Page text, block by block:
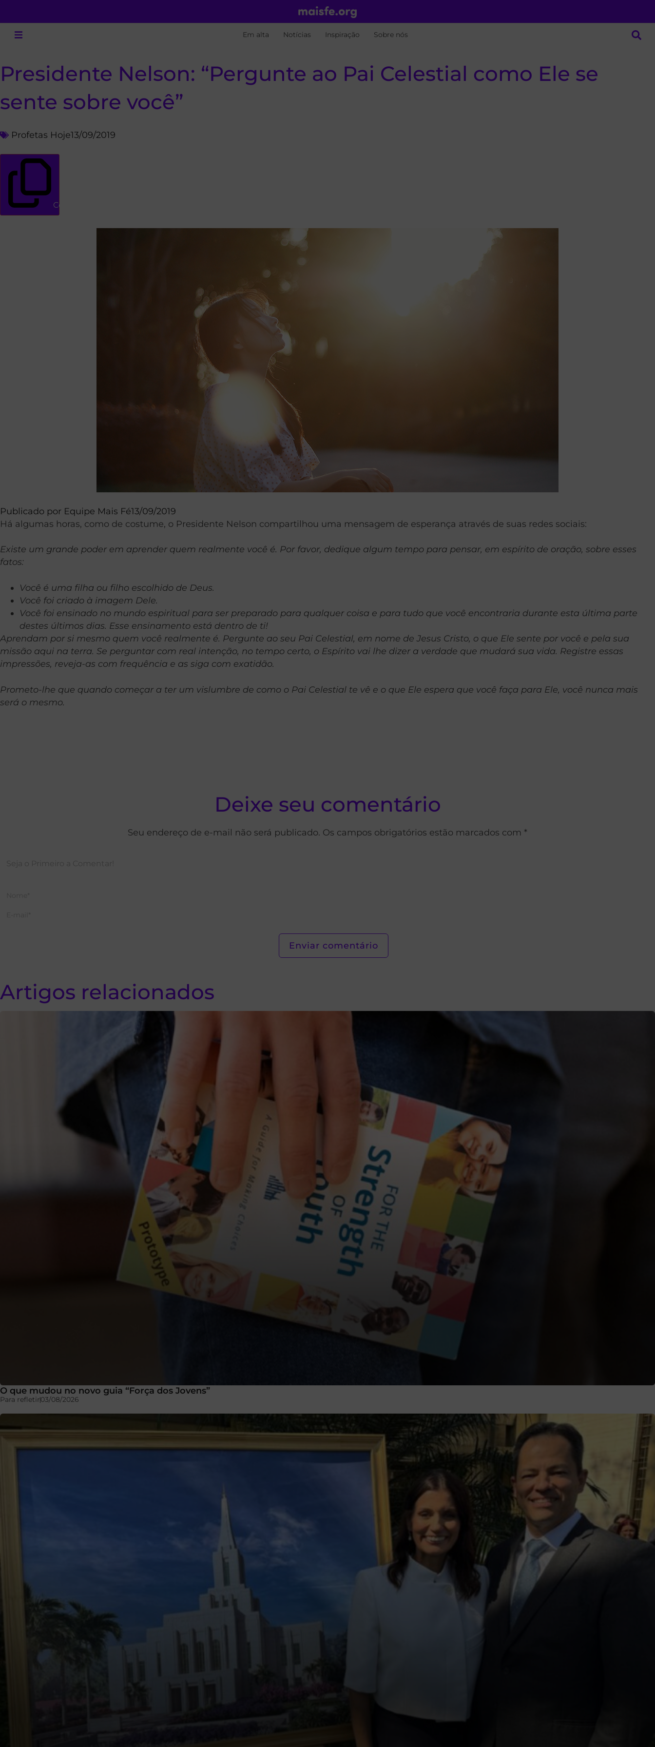
Em alta Notícias Inspiração Sobre nós
Presidente Nelson: “Pergunte ao Pai Celestial como Ele se
sente sobre você”
Profetas Hoje13/09/2019
Copiar link
Publicado por Equipe Mais Fé13/09/2019
Há algumas horas, como de costume, o Presidente Nelson compartilhou uma mensagem de esperança através de suas redes sociais:
Existe um grande poder em aprender quem realmente você é. Por favor, dedique algum tempo para pensar, em espírito de oração, sobre esses
fatos:
Você é uma filha ou filho escolhido de Deus.
Você foi criado à imagem Dele.
Você foi ensinado no mundo espiritual para ser preparado para qualquer coisa e para tudo que você encontraria durante esta última parte
destes últimos dias. Esse ensinamento está dentro de ti!
Aprendam por si mesmo quem você realmente é. Pergunte ao seu Pai Celestial, em nome de Jesus Cristo, o que Ele sente por você e pela sua
missão aqui na terra. Se perguntar com real intenção, no tempo certo, o Espírito vai lhe dizer a verdade que mudará sua vida. Registre essas
impressões, reveja-as com frequência e as siga com exatidão.
Prometo-lhe que quando começar a ter um vislumbre de como o Pai Celestial te vê e o que Ele espera que você faça para Ele, você nunca mais
será o mesmo.
Deixe seu comentário
Seu endereço de e-mail não será publicado. Os campos obrigatórios estão marcados com *
Artigos relacionados
O que mudou no novo guia “Força dos Jovens”
Para refletir03/08/2026